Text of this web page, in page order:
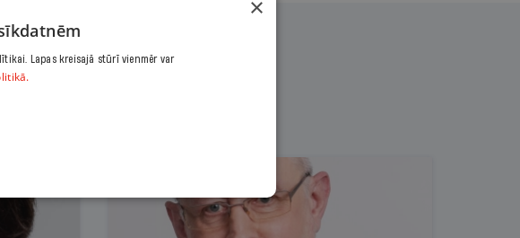
×
Lapas kreisajā stūrī vienmēr var